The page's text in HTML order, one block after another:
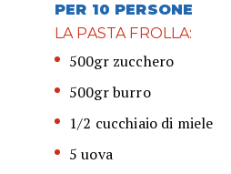
PER 10 PERSONE
LA PASTA FROLLA:
500gr zucchero
500gr burro
1/2 cucchiaio di miele
5 uova